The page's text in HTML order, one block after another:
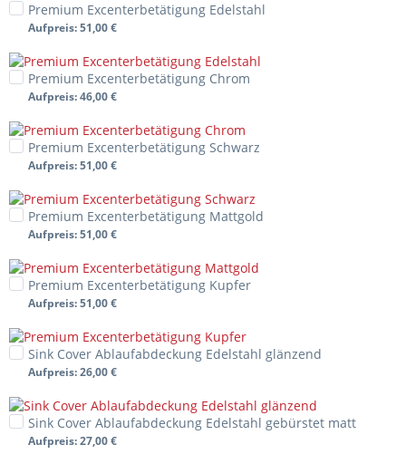
Premium Excenterbetätigung Edelstahl
Aufpreis: 51,00 €
Premium Excenterbetätigung Chrom
Aufpreis: 46,00 €
Premium Excenterbetätigung Schwarz
Aufpreis: 51,00 €
Premium Excenterbetätigung Mattgold
Aufpreis: 51,00 €
Premium Excenterbetätigung Kupfer
Aufpreis: 51,00 €
Sink Cover Ablaufabdeckung Edelstahl glänzend
Aufpreis: 26,00 €
Sink Cover Ablaufabdeckung Edelstahl gebürstet matt
Aufpreis: 27,00 €